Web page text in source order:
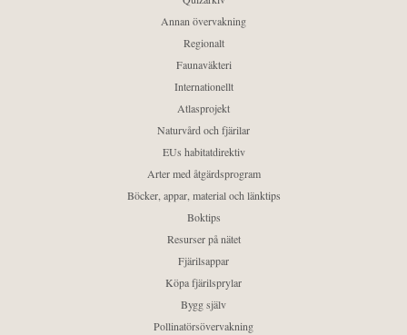
Annan övervakning
Regionalt
Faunaväkteri
Internationellt
Atlasprojekt
Naturvård och fjärilar
EUs habitatdirektiv
Arter med åtgärdsprogram
Böcker, appar, material och länktips
Boktips
Resurser på nätet
Fjärilsappar
Köpa fjärilsprylar
Bygg själv
Pollinatörsövervakning